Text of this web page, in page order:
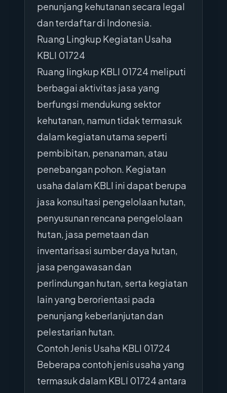
penunjang kehutanan secara legal
dan terdaftar di Indonesia.
Ruang Lingkup Kegiatan Usaha
KBLI 01724
Ruang lingkup KBLI 01724 meliputi
berbagai aktivitas jasa yang
berfungsi mendukung sektor
kehutanan, namun tidak termasuk
dalam kegiatan utama seperti
pembibitan, penanaman, atau
penebangan pohon. Kegiatan
usaha dalam KBLI ini dapat berupa
jasa konsultasi pengelolaan hutan,
penyusunan rencana pengelolaan
hutan, jasa pemetaan dan
inventarisasi sumber daya hutan,
jasa pengawasan dan
perlindungan hutan, serta kegiatan
lain yang berorientasi pada
penunjang keberlanjutan dan
pelestarian hutan.
Contoh Jenis Usaha KBLI 01724
Beberapa contoh jenis usaha yang
termasuk dalam KBLI 01724 antara